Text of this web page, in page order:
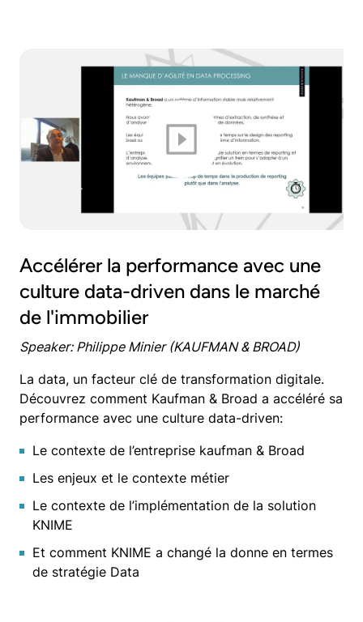
Accélérer la performance avec une
culture data-driven dans le marché
de l'immobilier
Speaker: Philippe Minier (KAUFMAN & BROAD)
La data, un facteur clé de transformation digitale.
Découvrez comment Kaufman & Broad a accéléré sa
performance avec une culture data-driven:
Le contexte de l’entreprise kaufman & Broad
Les enjeux et le contexte métier
Le contexte de l’implémentation de la solution
KNIME
Et comment KNIME a changé la donne en termes
de stratégie Data